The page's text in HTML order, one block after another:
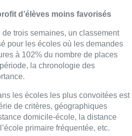
d’élèves moins favorisés
trois semaines, un classement
pour les écoles où les demandes
à 102% du nombre de places
la chronologie des
les écoles les plus convoitées est
de critères, géographiques
domicile-école, la distance
primaire fréquentée, etc.